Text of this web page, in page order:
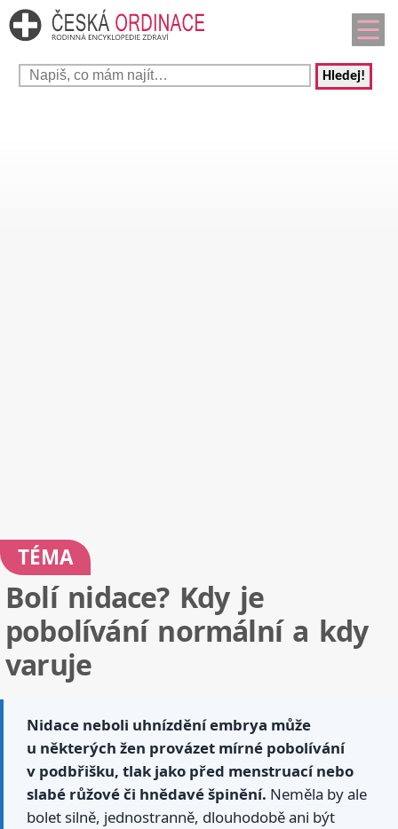
Hledej!
TÉMA
Bolí nidace? Kdy je
pobolívání normální a kdy
varuje
Nidace neboli uhnízdění embrya může
u některých žen provázet mírné pobolívání
v podbřišku, tlak jako před menstruací nebo
slabé růžové či hnědavé špinění. Neměla by ale
bolet silně, jednostranně, dlouhodobě ani být